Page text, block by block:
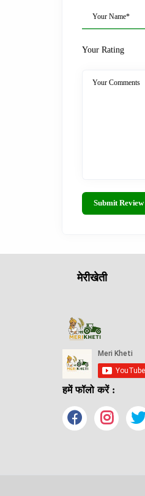
Your Name*
Your Rating
Your Comments
Submit Review
मेरीखेती
हमें फॉलो करें :